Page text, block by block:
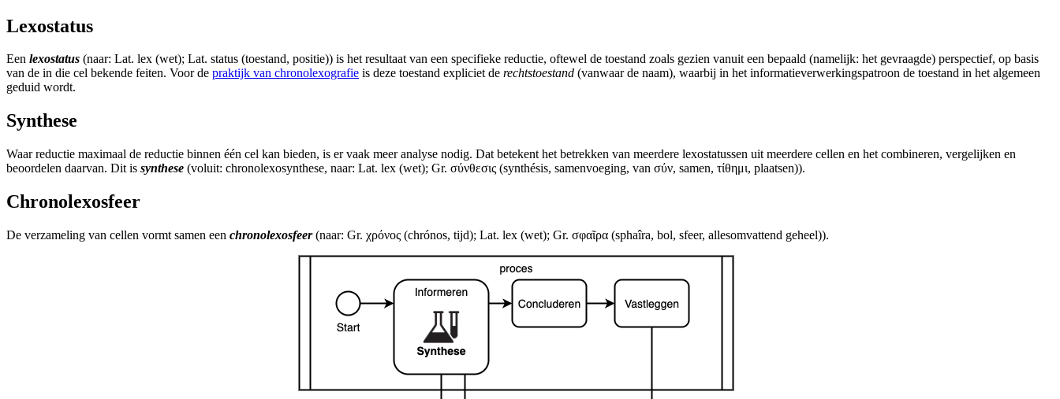
Lexostatus
Een lexostatus (naar: Lat. lex (wet); Lat. status (toestand, positie)) is het resultaat van een specifieke reductie, oftewel de toestand zoals gezien vanuit een bepaald (namelijk: het gevraagde) perspectief, op basis
van de in die cel bekende feiten. Voor de praktijk van chronolexografie is deze toestand expliciet de rechtstoestand (vanwaar de naam), waarbij in hetinformatieverwerkingspatroon de toestand in het algemeen
geduid wordt.
Synthese
Waarreductie maximaal de reductie binnen één cel kan bieden, is er vaak meer analyse nodig. Dat betekent het betrekken van meerdere lexostatussen uit meerdere cellen en het combineren, vergelijken en
beoordelen daarvan. Dit is synthese (voluit: chronolexosynthese, naar: Lat. lex (wet); Gr. σύνθεσις (synthésis, samenvoeging, van σύν, samen, τίθημι, plaatsen)).
Chronolexosfeer
De verzameling van cellen vormt samen een chronolexosfeer(naar: Gr. χρόνος (chrónos, tijd); Lat. lex (wet); Gr. σφαῖρα (sphaîra, bol, sfeer, allesomvattend geheel)).